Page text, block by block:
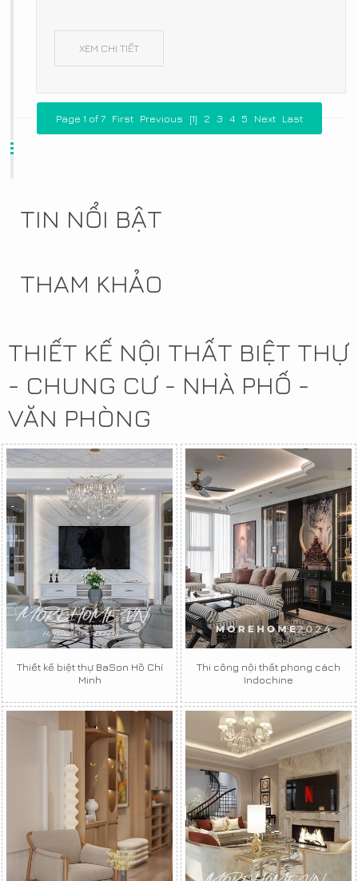
XEM CHI TIẾT
Page 1 of 7 First Previous [1] 2 3 4 5 Next Last
TIN NỔI BẬT
THAM KHẢO
THIẾT KẾ NỘI THẤT BIỆT THỰ
- CHUNG CƯ - NHÀ PHỐ -
VĂN PHÒNG
Thiết kế biệt thự BaSon Hồ Chí
Minh
Thi công nội thất phong cách
Indochine